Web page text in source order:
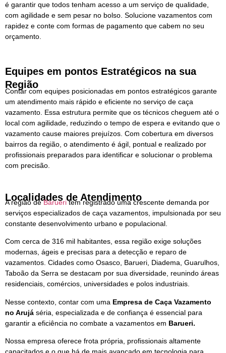
é garantir que todos tenham acesso a um serviço de qualidade,
com agilidade e sem pesar no bolso. Solucione vazamentos com
rapidez e conte com formas de pagamento que cabem no seu
orçamento.
Equipes em pontos Estratégicos na sua
Região
Contar com equipes posicionadas em pontos estratégicos garante
um atendimento mais rápido e eficiente no serviço de caça
vazamento. Essa estrutura permite que os técnicos cheguem até o
local com agilidade, reduzindo o tempo de espera e evitando que o
vazamento cause maiores prejuízos. Com cobertura em diversos
bairros da região, o atendimento é ágil, pontual e realizado por
profissionais preparados para identificar e solucionar o problema
com precisão.
Localidades de Atendimento
A região deBarueritem registrado uma crescente demanda por
serviços especializados de caça vazamentos, impulsionada por seu
constante desenvolvimento urbano e populacional.
Com cerca de 316 mil habitantes, essa região exige soluções
modernas, ágeis e precisas para a detecção e reparo de
vazamentos. Cidades como Osasco, Barueri, Diadema, Guarulhos,
Taboão da Serra se destacam por sua diversidade, reunindo áreas
residenciais, comércios, universidades e polos industriais.
Nesse contexto, contar com uma Empresa de Caça Vazamento
no Arujá séria, especializada e de confiança é essencial para
garantir a eficiência no combate a vazamentos em Barueri.
Nossa empresa oferece frota própria, profissionais altamente